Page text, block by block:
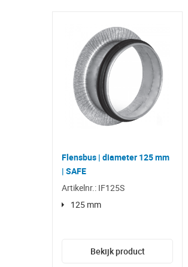
Flensbus | diameter 125 mm
| SAFE
Artikelnr.: IF125S
125 mm
Bekijk product